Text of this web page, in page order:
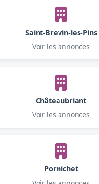
Saint-Brevin-les-Pins
Voir les annonces
Châteaubriant
Voir les annonces
Pornichet